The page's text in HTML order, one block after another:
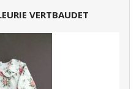
VERTBAUDET